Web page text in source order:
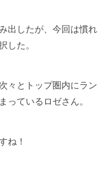
出したが、今回は慣れ
した。
々とトップ圏内にラン
っているロゼさん。
ね！